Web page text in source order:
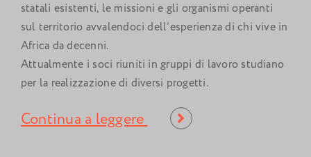
statali esistenti, le missioni e gli organismi operanti
sul territorio avvalendoci dell’esperienza di chi vive in
Africa da decenni.
Attualmente i soci riuniti in gruppi di lavoro studiano
per la realizzazione di diversi progetti.
Continua a leggere